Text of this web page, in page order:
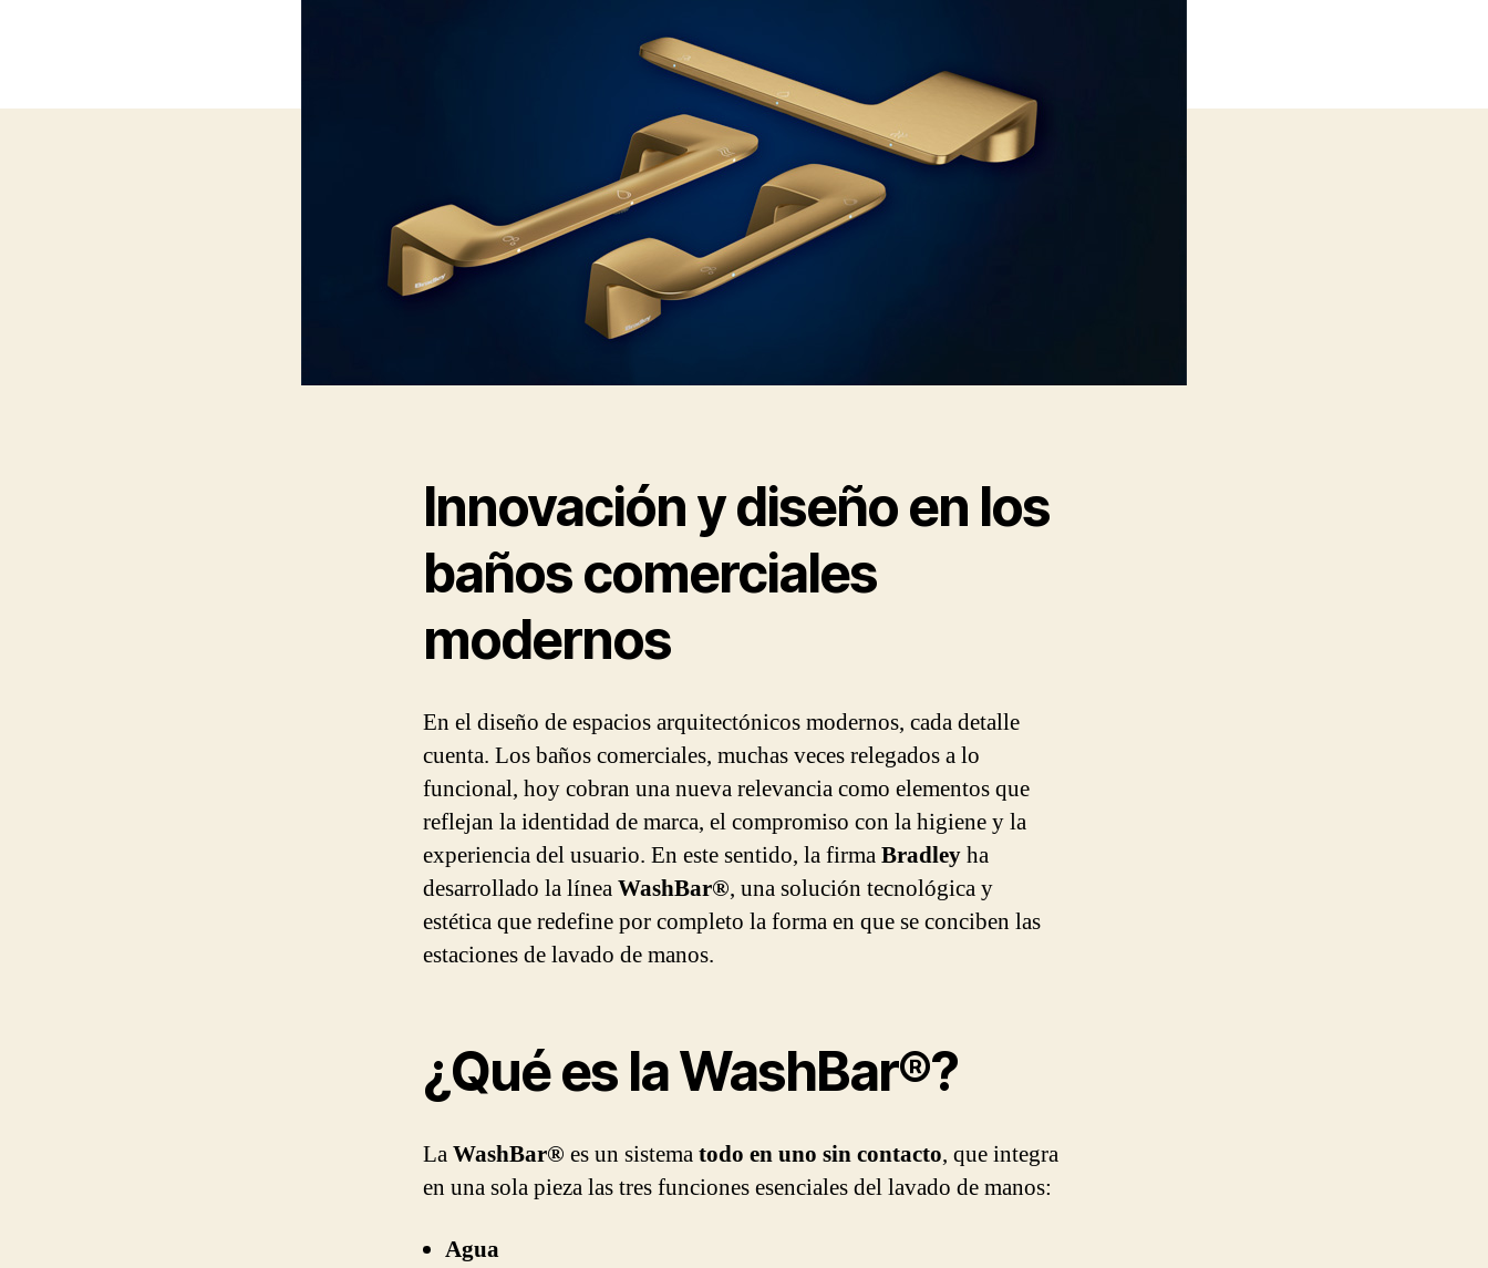
Innovación y diseño en los
baños comerciales
modernos
En el diseño de espacios arquitectónicos modernos, cada detalle
cuenta. Los baños comerciales, muchas veces relegados a lo
funcional, hoy cobran una nueva relevancia como elementos que
reflejan la identidad de marca, el compromiso con la higiene y la
experiencia del usuario. En este sentido, la firmaBradleyha
desarrollado la líneaWashBar®, una solución tecnológica y
estética que redefine por completo la forma en que se conciben las
estaciones de lavado de manos.
¿Qué es la WashBar®?
LaWashBar® es un sistematodo en uno sin contacto, que integra
en una sola pieza las tres funciones esenciales del lavado de manos:
Agua